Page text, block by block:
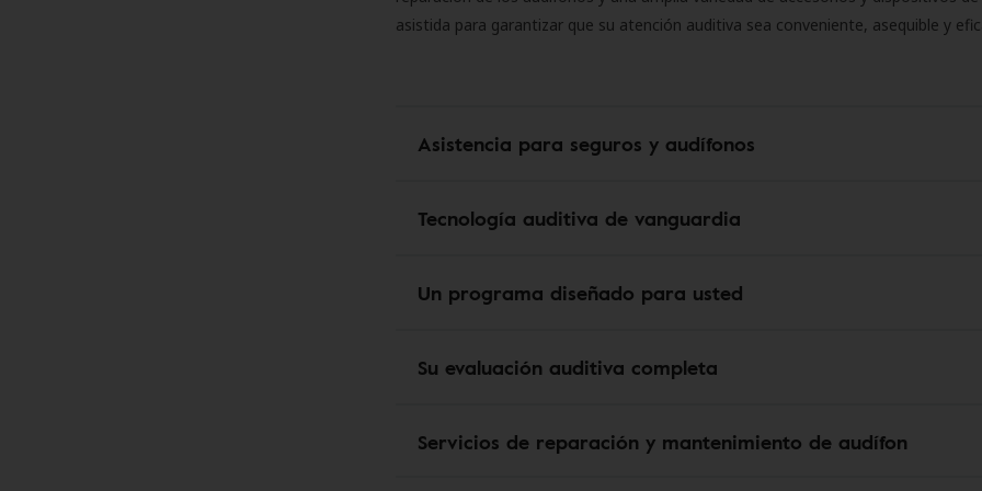
asistida para garantizar que su atención auditiva sea conveniente, asequible y
Asistencia para seguros y audífonos
Tecnología auditiva de vanguardia
Un programa diseñado para usted
Su evaluación auditiva completa
Servicios de reparación y mantenimiento de audífon